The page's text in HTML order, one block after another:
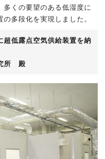
多くの要望のある低湿度に
多段化を実現しました。
超低露点空気供給装置を納
所 殿